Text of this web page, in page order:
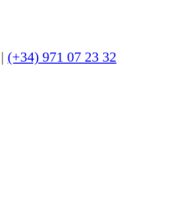
| (+34) 971 07 23 32